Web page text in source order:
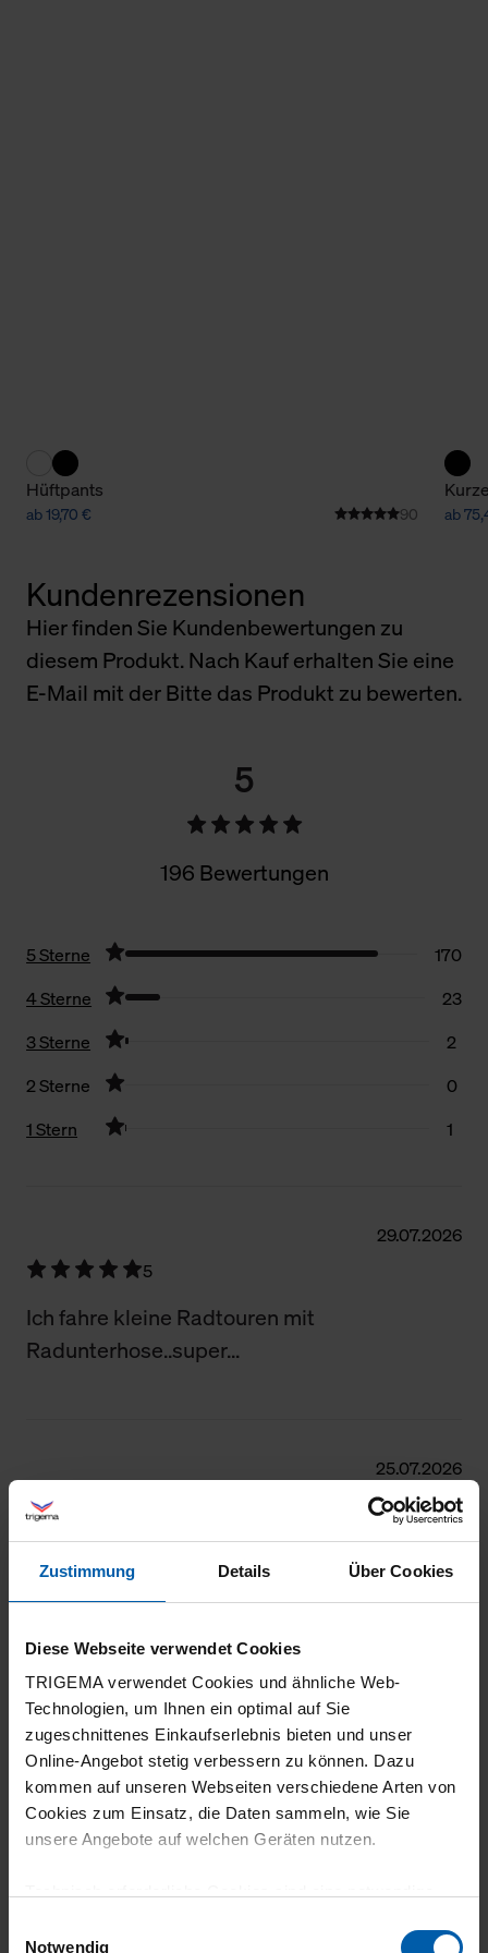
Zustimmung Details Über Cookies
Diese Webseite verwendet Cookies
TRIGEMA verwendet Cookies und ähnliche Web-
Technologien, um Ihnen ein optimal auf Sie
zugeschnittenes Einkaufserlebnis bieten und unser
Online-Angebot stetig verbessern zu können. Dazu
kommen auf unseren Webseiten verschiedene Arten von
Cookies zum Einsatz, die Daten sammeln, wie Sie
unsere Angebote auf welchen Geräten nutzen.
grundlegende Funktionen wie etwa zur Auswahl und
Notwendig
Hüftpants
ab 19,70 € 90 ab
Kundenrezensionen
Hier finden Sie Kundenbewertungen zu
diesem Produkt. Nach Kauf erhalten Sie eine
E-Mail mit der Bitte das Produkt zu bewerten.
5
196 Bewertungen
5 Sterne
170
4 Sterne
23
3 Sterne
2
2 Sterne
0
1 Stern
1
29.07.2026
5
Ich fahre kleine Radtouren mit
Radunterhose..super...
25.07.2026
Ich bin mit der Radler-Unterhose 100%ig
zufrieden! Es war mein dritter Anlauf, eine
großen Größen recht schwierig) zu finden
und ich bin sehr glücklich damit. Die
Polsterung ist nicht so dick und entlastet
ungemein! Sehr gute Qualität, toller Stoff -
auch im Polster!
19.07.2026